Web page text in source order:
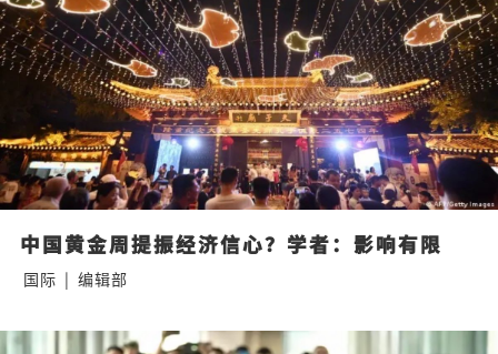
中国黄金周提振经济信心？学者：影响有限
国际 | 编辑部